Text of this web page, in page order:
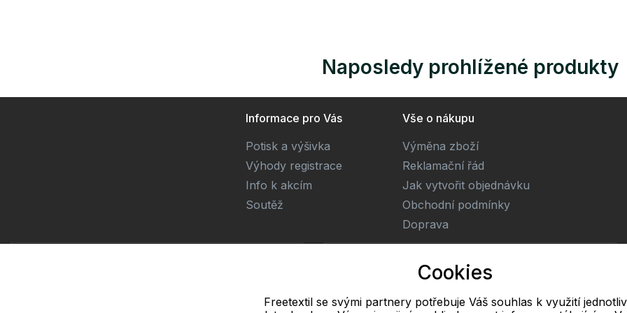
Naposledy prohlížené produkty
Informace pro Vás
Potisk a výšivka
Výhody registrace
Info k akcím
Soutěž
Vše o nákupu
Výměna zboží
Reklamační řád
Jak vytvořit objednávku
Obchodní podmínky
Doprava
E-mail
info@freetextil.cz
Cookies
Freetextil se svými partnery potřebuje Váš souhlas k využití